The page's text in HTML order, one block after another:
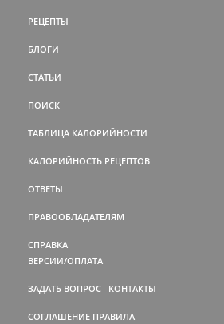
РЕЦЕПТЫ
БЛОГИ
СТАТЬИ
ПОИСК
ТАБЛИЦА КАЛОРИЙНОСТИ
КАЛОРИЙНОСТЬ РЕЦЕПТОВ
ОТВЕТЫ
ПРАВООБЛАДАТЕЛЯМ
СПРАВКА
ВЕРСИИ/ОПЛАТА
ЗАДАТЬ ВОПРОС КОНТАКТЫ
СОГЛАШЕНИЕ ПРАВИЛА